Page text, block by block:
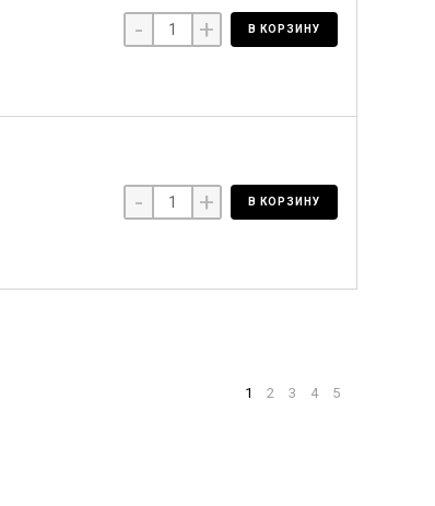
- + В КОРЗИНУ
- + В КОРЗИНУ
1 2 3 4 5